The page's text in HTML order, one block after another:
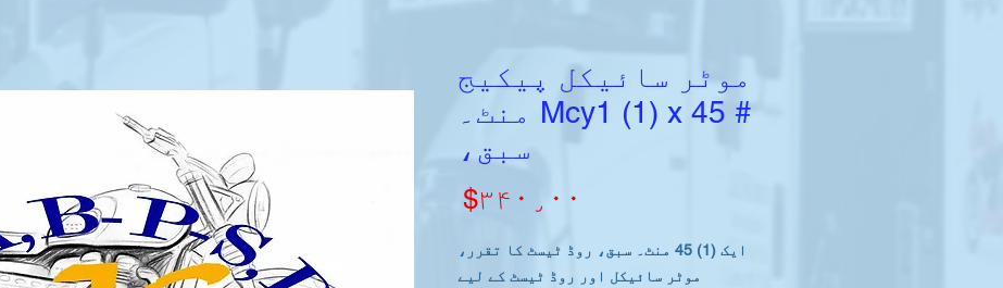
موٹر سائیکل پیکیج
# Mcy1 (1) x 45 منٹ۔
سبق،
$۳۴۰٫۰۰Price
ایک (1) 45 منٹ۔ سبق، روڈ ٹیسٹ کا تقرر،
موٹر سائیکل اور روڈ ٹیسٹ کے لیے